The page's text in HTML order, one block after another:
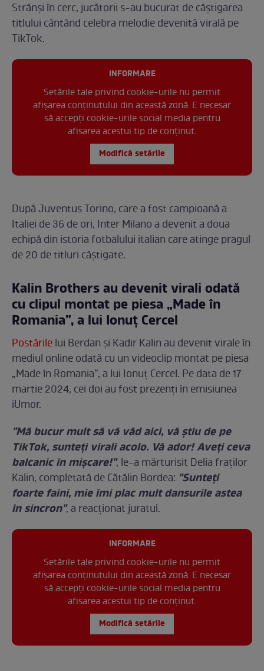
Strânși în cerc, jucătorii s-au bucurat de câștigarea
titlului cântând celebra melodie devenită virală pe
TikTok.
INFORMARE
Setările tale privind cookie-urile nu permit
afișarea conținutului din această zonă. E necesar
să accepți cookie-urile social media pentru
afisarea acestui tip de conținut.
Modifică setările
După Juventus Torino, care a fost campioană a
Italiei de 36 de ori, Inter Milano a devenit a doua
echipă din istoria fotbalului italian care atinge pragul
de 20 de titluri câștigate.
Kalin Brothers au devenit virali odată
cu clipul montat pe piesa „Made în
Romania”, a lui Ionuț Cercel
Postărilelui Berdan și Kadir Kalin au devenit virale în
mediul online odată cu un videoclip montat pe piesa
„Made în Romania”, a lui Ionuț Cercel. Pe data de 17
martie 2024, cei doi au fost prezenți în emisiunea
iUmor.
"Mă bucur mult să vă văd aici, vă știu de pe
TikTok, sunteți virali acolo. Vă ador! Aveți ceva
balcanic în mișcare!", le-a mărturisit Delia fraților
Kalin, completată de Cătălin Bordea: "Sunteți
foarte faini, mie îmi plac mult dansurile astea
în sincron", a reacționat juratul.
INFORMARE
Setările tale privind cookie-urile nu permit
afișarea conținutului din această zonă. E necesar
să accepți cookie-urile social media pentru
afisarea acestui tip de conținut.
Modifică setările